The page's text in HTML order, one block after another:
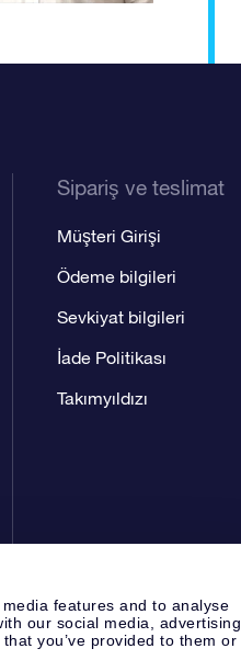
features and to analyse
our social media, advertising
you’ve provided to them or
Sipariş ve teslimat
Müşteri Girişi
Ödeme bilgileri
Sevkiyat bilgileri
İade Politikası
Takımyıldızı